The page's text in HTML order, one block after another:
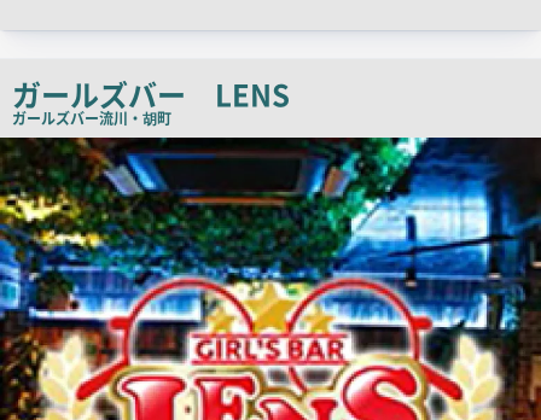
ピ
ー
ガールズバー LENS
ガールズバー流川・胡町
店
舗
PR
画
像